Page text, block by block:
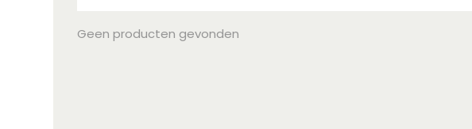
Geen producten gevonden